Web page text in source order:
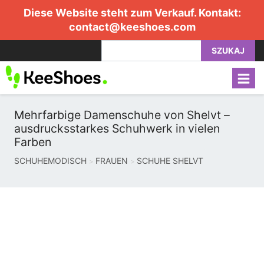
Diese Website steht zum Verkauf. Kontakt:
contact@keeshoes.com
SZUKAJ
Mehrfarbige Damenschuhe von Shelvt –
ausdrucksstarkes Schuhwerk in vielen
Farben
SCHUHEMODISCH FRAUEN SCHUHE SHELVT